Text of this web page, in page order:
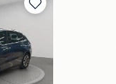
Bewaren
Mijn
Favorieten